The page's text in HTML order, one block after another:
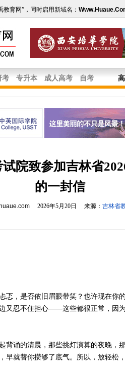
育网”，同时启用新域名：
考 专升本 成人高考 自考
院致参加吉林省
的一封信
2026年5月20日 来源： 吉林省
，是否依旧眉眼带笑？也许现在你
又忍不住担心——这些都很正常，因
诵的清晨，那些挑灯演算的夜晚，
早就替你攒够了底气。所以，放轻松